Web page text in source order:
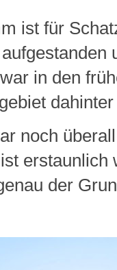
ist für
in den
noch
erstaunlich
der